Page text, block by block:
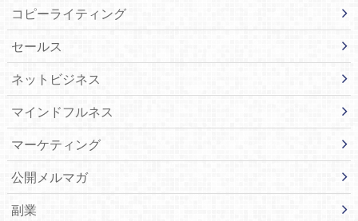
コピーライティング
セールス
ネットビジネス
マインドフルネス
マーケティング
公開メルマガ
副業